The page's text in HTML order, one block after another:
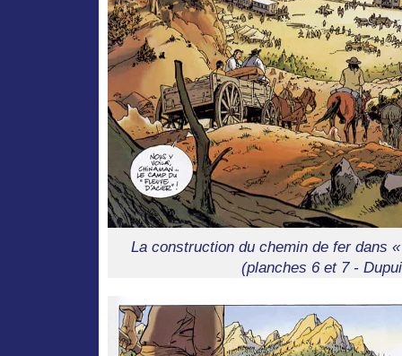
La construction du chemin de fer dans
(planches 6 et 7 -